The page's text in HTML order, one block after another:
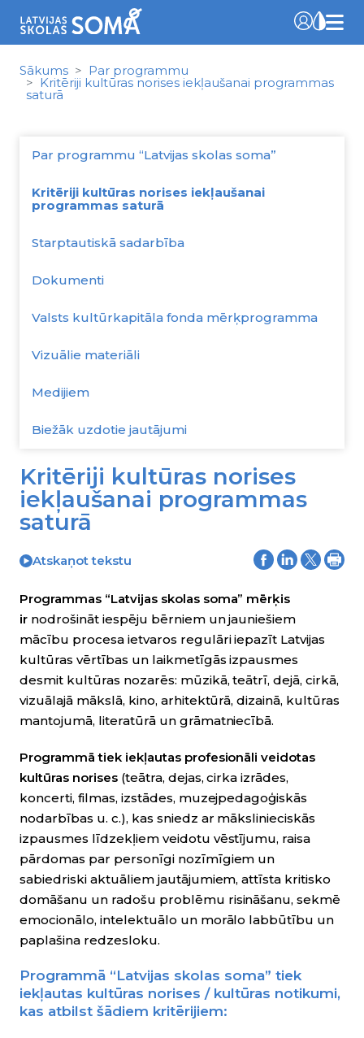
Sākums Par programmu
Kritēriji kultūras norises iekļaušanai programmas
saturā
Par programmu “Latvijas skolas soma”
Kritēriji kultūras norises iekļaušanai
programmas saturā
Starptautiskā sadarbība
Dokumenti
Valsts kultūrkapitāla fonda mērķprogramma
Vizuālie materiāli
Medijiem
Biežāk uzdotie jautājumi
Kritēriji kultūras norises
iekļaušanai programmas
saturā
Atskaņot tekstu
Programmas “Latvijas skolas soma” mērķis
irnodrošināt iespēju bērniem un jauniešiem
mācību procesa ietvaros regulāri iepazīt Latvijas
kultūras vērtības un laikmetīgās izpausmes
desmit kultūras nozarēs: mūzikā, teātrī, dejā, cirkā,
vizuālajā mākslā, kino, arhitektūrā, dizainā, kultūras
mantojumā, literatūrā un grāmatniecībā.
Programmā tiek iekļautas profesionāli veidotas
kultūras norises(teātra, dejas, cirka izrādes,
koncerti, filmas, izstādes, muzejpedagoģiskās
nodarbības u. c.), kas sniedz ar mākslinieciskās
izpausmes līdzekļiem veidotu vēstījumu, raisa
pārdomas par personīgi nozīmīgiem un
sabiedriski aktuāliem jautājumiem, attīsta kritisko
domāšanu un radošu problēmu risināšanu, sekmē
emocionālo, intelektuālo un morālo labbūtību un
paplašina redzesloku.
Programmā “Latvijas skolas soma” tiek
iekļautas kultūras norises / kultūras notikumi,
kas atbilst šādiem kritērijiem: